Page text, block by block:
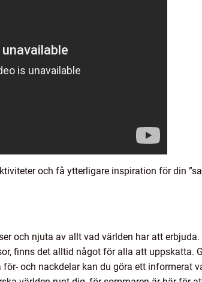
och få ytterligare inspiration för din
och njuta av allt vad världen har att
finns det alltid något för alla att uppskatta.
och nackdelar kan du göra ett informerat